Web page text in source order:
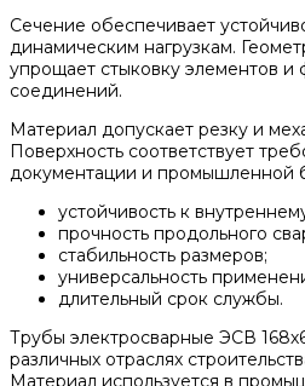
Сечение обеспечивает
динамическим нагрузкам.
упрощает стыковку элементов
соединений.
Материал допускает резку и
Поверхность соответствует
документации и промышленной
устойчивость к
прочность продольного
стабильность размеров;
универсальность
длительный срок службы.
Трубы электросварные ЭСВ
различных отраслях
Материал используется в